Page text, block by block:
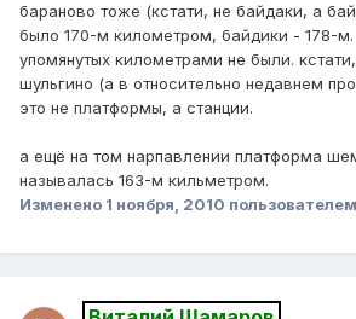
бараново тоже (кстати, не байдаки, а
было 170-м километром, байдики - 178-м.
упомянутых километрами не были.
шульгино (а в относительно недавнем
это не платформы, а станции.
а ещё на том нарпавлении платформа
называлась 163-м кильметром.
Изменено 1 ноября, 2010